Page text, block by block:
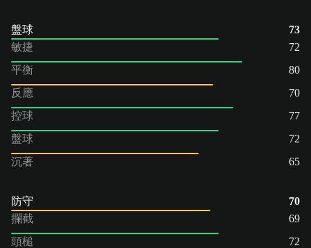
盤球
73
敏捷
72
平衡
80
反應
70
控球
77
盤球
72
沉著
65
防守
70
攔截
69
頭槌
72